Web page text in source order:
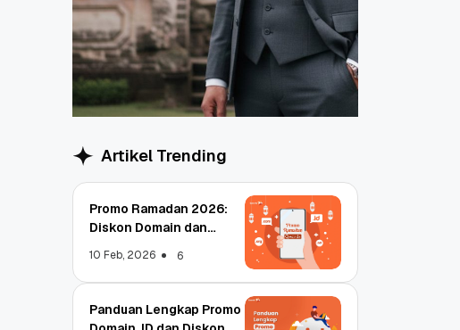
Artikel Trending
Promo Ramadan 2026:
Diskon Domain dan
10 Feb, 2026 6
Panduan Lengkap Promo